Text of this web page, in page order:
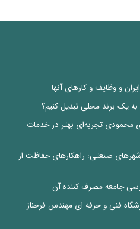
و وظایف و کارهای آنها
یک برند محلی تبدیل کنیم؟
تجربه‌ای بهتر در خدمات
صنعتی: راهکارهای حفاظت از
جامعه مصرف کننده آن
فنی و حرفه ای مهندس فرحناز